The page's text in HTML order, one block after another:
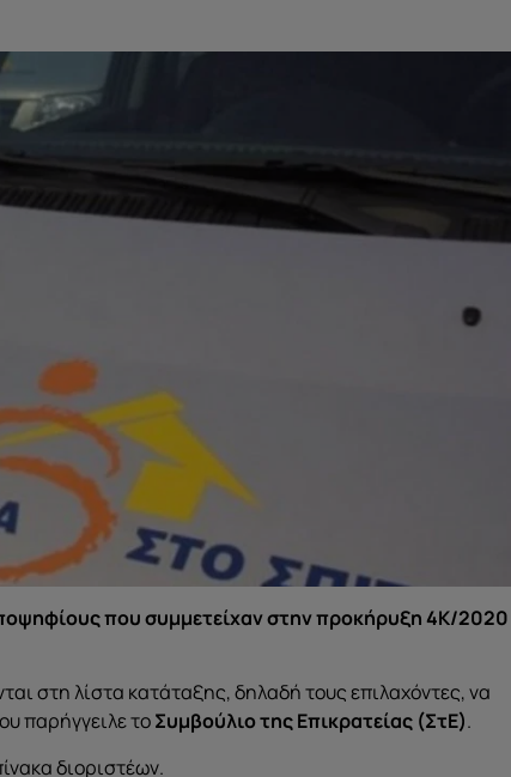
που συμμετείχαν στην προκήρυξη 4Κ/2020
στη λίστα κατάταξης, δηλαδή τους επιλαχόντες, να
παρήγγειλε τοΣυμβούλιο της Επικρατείας (ΣτΕ).
διοριστέων.